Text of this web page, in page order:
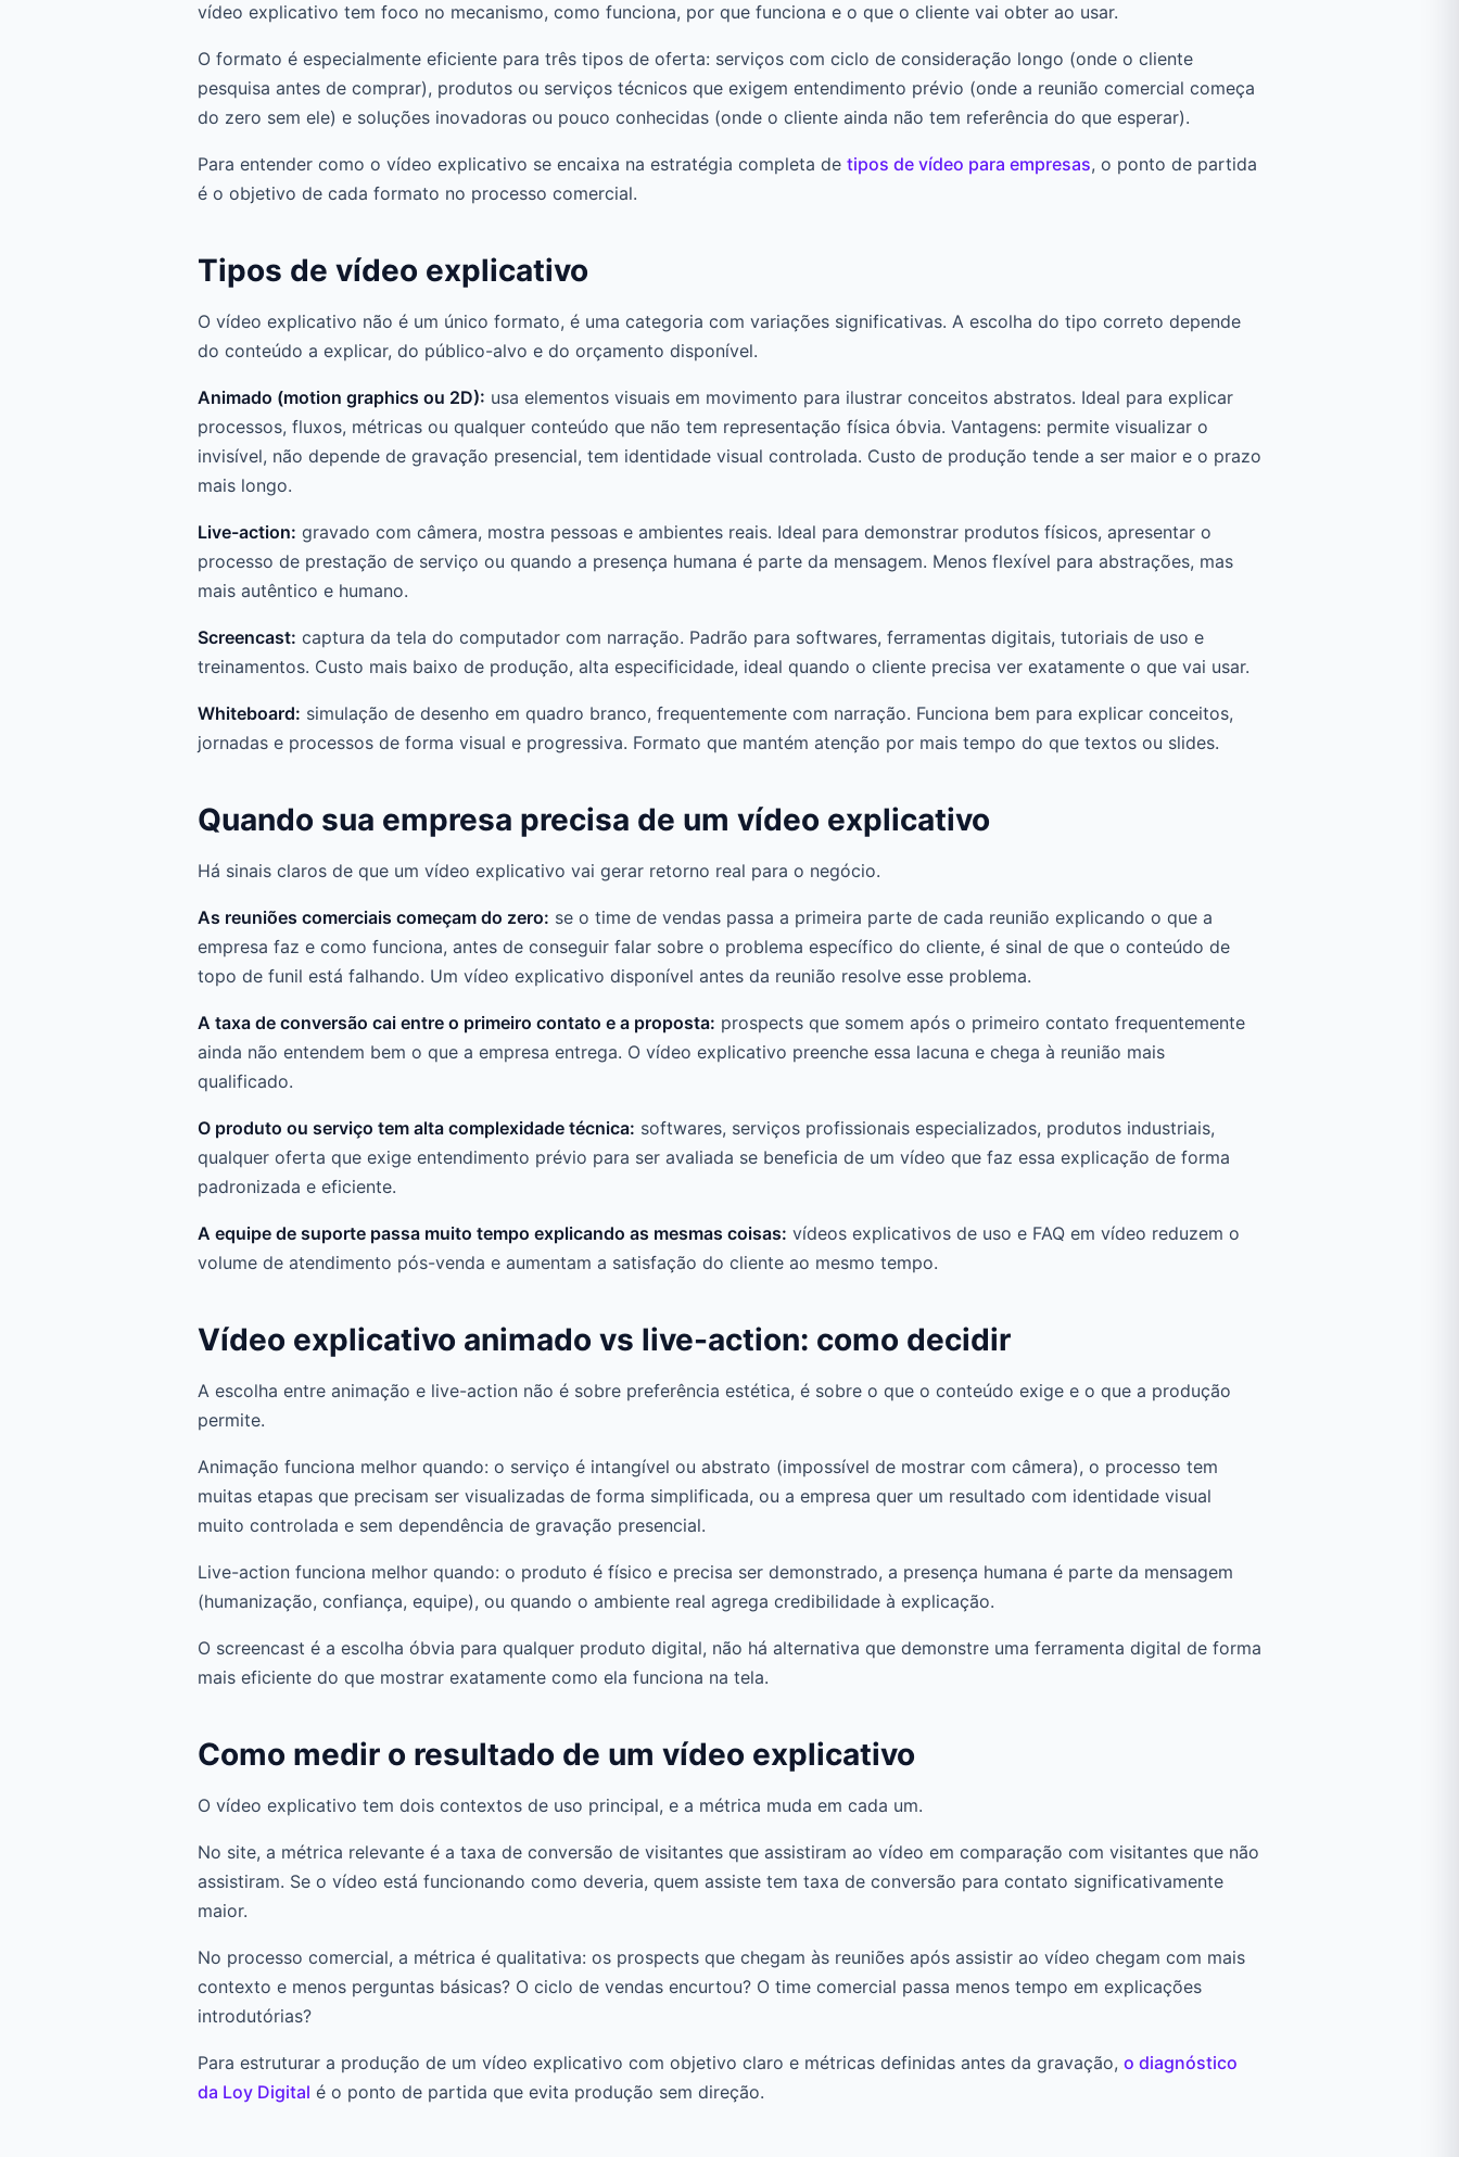
vídeo explicativo tem foco no mecanismo, como funciona, por que funciona e o que o cliente vai obter ao usar.
O formato é especialmente eficiente para três tipos de oferta: serviços com ciclo de consideração longo (onde o cliente
pesquisa antes de comprar), produtos ou serviços técnicos que exigem entendimento prévio (onde a reunião comercial começa
do zero sem ele) e soluções inovadoras ou pouco conhecidas (onde o cliente ainda não tem referência do que esperar).
Para entender como o vídeo explicativo se encaixa na estratégia completa de tipos de vídeo para empresas, o ponto de partida
é o objetivo de cada formato no processo comercial.
Tipos de vídeo explicativo
O vídeo explicativo não é um único formato, é uma categoria com variações significativas. A escolha do tipo correto depende
do conteúdo a explicar, do público-alvo e do orçamento disponível.
Animado (motion graphics ou 2D): usa elementos visuais em movimento para ilustrar conceitos abstratos. Ideal para explicar
processos, fluxos, métricas ou qualquer conteúdo que não tem representação física óbvia. Vantagens: permite visualizar o
invisível, não depende de gravação presencial, tem identidade visual controlada. Custo de produção tende a ser maior e o prazo
mais longo.
Live-action: gravado com câmera, mostra pessoas e ambientes reais. Ideal para demonstrar produtos físicos, apresentar o
processo de prestação de serviço ou quando a presença humana é parte da mensagem. Menos flexível para abstrações, mas
mais autêntico e humano.
Screencast: captura da tela do computador com narração. Padrão para softwares, ferramentas digitais, tutoriais de uso e
treinamentos. Custo mais baixo de produção, alta especificidade, ideal quando o cliente precisa ver exatamente o que vai usar.
Whiteboard: simulação de desenho em quadro branco, frequentemente com narração. Funciona bem para explicar conceitos,
jornadas e processos de forma visual e progressiva. Formato que mantém atenção por mais tempo do que textos ou slides.
Quando sua empresa precisa de um vídeo explicativo
Há sinais claros de que um vídeo explicativo vai gerar retorno real para o negócio.
As reuniões comerciais começam do zero: se o time de vendas passa a primeira parte de cada reunião explicando o que a
empresa faz e como funciona, antes de conseguir falar sobre o problema específico do cliente, é sinal de que o conteúdo de
topo de funil está falhando. Um vídeo explicativo disponível antes da reunião resolve esse problema.
A taxa de conversão cai entre o primeiro contato e a proposta: prospects que somem após o primeiro contato frequentemente
ainda não entendem bem o que a empresa entrega. O vídeo explicativo preenche essa lacuna e chega à reunião mais
qualificado.
O produto ou serviço tem alta complexidade técnica: softwares, serviços profissionais especializados, produtos industriais,
qualquer oferta que exige entendimento prévio para ser avaliada se beneficia de um vídeo que faz essa explicação de forma
padronizada e eficiente.
A equipe de suporte passa muito tempo explicando as mesmas coisas: vídeos explicativos de uso e FAQ em vídeo reduzem o
volume de atendimento pós-venda e aumentam a satisfação do cliente ao mesmo tempo.
Vídeo explicativo animado vs live-action: como decidir
A escolha entre animação e live-action não é sobre preferência estética, é sobre o que o conteúdo exige e o que a produção
permite.
Animação funciona melhor quando: o serviço é intangível ou abstrato (impossível de mostrar com câmera), o processo tem
muitas etapas que precisam ser visualizadas de forma simplificada, ou a empresa quer um resultado com identidade visual
muito controlada e sem dependência de gravação presencial.
Live-action funciona melhor quando: o produto é físico e precisa ser demonstrado, a presença humana é parte da mensagem
(humanização, confiança, equipe), ou quando o ambiente real agrega credibilidade à explicação.
O screencast é a escolha óbvia para qualquer produto digital, não há alternativa que demonstre uma ferramenta digital de forma
mais eficiente do que mostrar exatamente como ela funciona na tela.
Como medir o resultado de um vídeo explicativo
O vídeo explicativo tem dois contextos de uso principal, e a métrica muda em cada um.
No site, a métrica relevante é a taxa de conversão de visitantes que assistiram ao vídeo em comparação com visitantes que não
assistiram. Se o vídeo está funcionando como deveria, quem assiste tem taxa de conversão para contato significativamente
maior.
No processo comercial, a métrica é qualitativa: os prospects que chegam às reuniões após assistir ao vídeo chegam com mais
contexto e menos perguntas básicas? O ciclo de vendas encurtou? O time comercial passa menos tempo em explicações
introdutórias?
Para estruturar a produção de um vídeo explicativo com objetivo claro e métricas definidas antes da gravação, o diagnóstico
da Loy Digital é o ponto de partida que evita produção sem direção.